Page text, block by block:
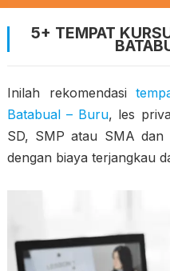
5+ TEMPAT
Inilah rekomendasi
Batabual – Buru, les
SD, SMP atau SMA dan
dengan biaya terjangkau